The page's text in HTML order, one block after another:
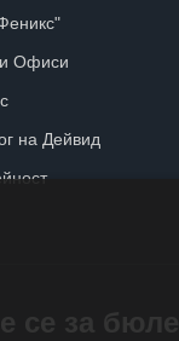
и Офиси
на Дейвид
се за